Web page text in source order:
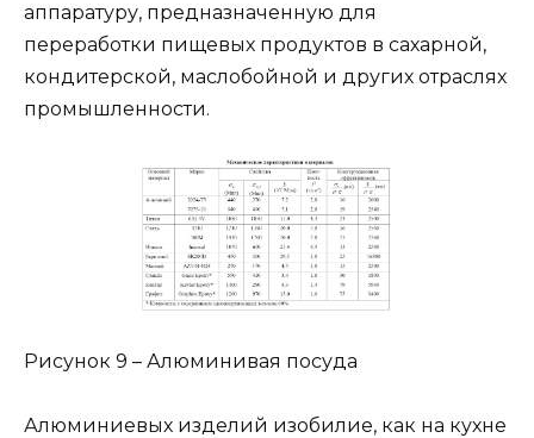
аппаратуру, предназначенную для
переработки пищевых продуктов в сахарной,
кондитерской, маслобойной и других отраслях
промышленности.
Рисунок 9 – Алюминивая посуда
Алюминиевых изделий изобилие, как на кухне